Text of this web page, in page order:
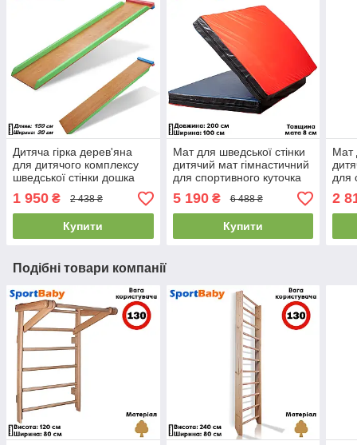
Дитяча гірка дерев'яна
для дитячого комплексу
шведської стінки дошка
для преса SportBaby 2 в 1
(150x30см)
1 950 ₴ 2 438 ₴
Купити
Мат для шведської стінки
дитячий мат гімнастичний
для спортивного куточка
SportBaby «Книжка» 200 х
100 x 8 см
5 190₴ 6 488 ₴
Купити
Мат
для
х
2
Подібні товари компанії